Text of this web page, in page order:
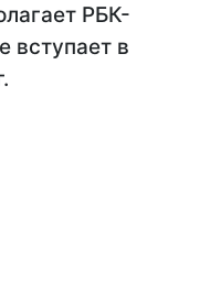
РБК-
вступает в